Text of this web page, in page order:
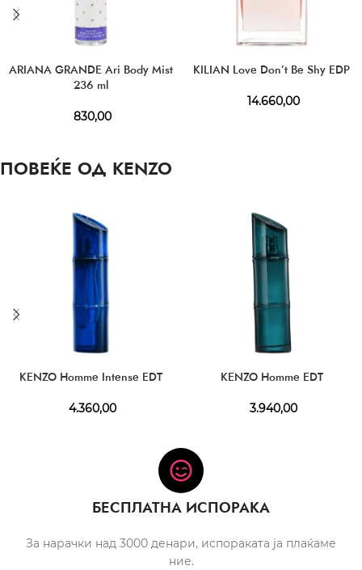
ARIANA GRANDE Ari Body Mist
236 ml
830,00
KILIAN Love Don’t Be Shy EDP
14.660,00
ПОВЕЌЕ ОД KENZO
KENZO Homme Intense EDT
4.360,00
KENZO Homme EDT
3.940,00
БЕСПЛАТНА ИСПОРАКА
За нарачки над 3000 денари, испораката ја плаќаме
ние.